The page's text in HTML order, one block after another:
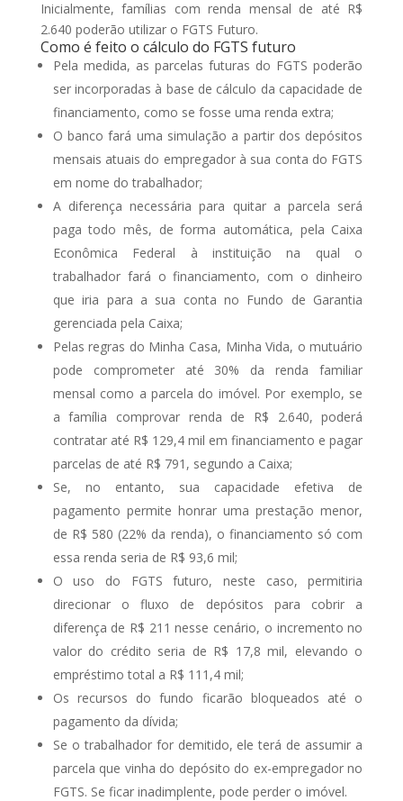
Inicialmente, famílias com renda mensal de até R$
2.640 poderão utilizar o FGTS Futuro.
Como é feito o cálculo do FGTS futuro
Pela medida, as parcelas futuras do FGTS poderão
ser incorporadas à base de cálculo da capacidade de
financiamento, como se fosse uma renda extra;
O banco fará uma simulação a partir dos depósitos
mensais atuais do empregador à sua conta do FGTS
em nome do trabalhador;
A diferença necessária para quitar a parcela será
paga todo mês, de forma automática, pela Caixa
Econômica Federal à instituição na qual o
trabalhador fará o financiamento, com o dinheiro
que iria para a sua conta no Fundo de Garantia
gerenciada pela Caixa;
Pelas regras do Minha Casa, Minha Vida, o mutuário
pode comprometer até 30% da renda familiar
mensal como a parcela do imóvel. Por exemplo, se
a família comprovar renda de R$ 2.640, poderá
contratar até R$ 129,4 mil em financiamento e pagar
parcelas de até R$ 791, segundo a Caixa;
Se, no entanto, sua capacidade efetiva de
pagamento permite honrar uma prestação menor,
de R$ 580 (22% da renda), o financiamento só com
essa renda seria de R$ 93,6 mil;
O uso do FGTS futuro, neste caso, permitiria
direcionar o fluxo de depósitos para cobrir a
diferença de R$ 211 nesse cenário, o incremento no
valor do crédito seria de R$ 17,8 mil, elevando o
empréstimo total a R$ 111,4 mil;
Os recursos do fundo ficarão bloqueados até o
pagamento da dívida;
Se o trabalhador for demitido, ele terá de assumir a
parcela que vinha do depósito do ex-empregador no
FGTS. Se ficar inadimplente, pode perder o imóvel.